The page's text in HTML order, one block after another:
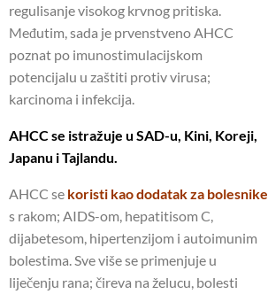
regulisanje visokog krvnog pritiska.
Međutim, sada je prvenstveno AHCC
poznat po imunostimulacijskom
potencijalu u zaštiti protiv virusa;
karcinoma i infekcija.
AHCC se istražuje u SAD-u, Kini, Koreji,
Japanu i Tajlandu.
AHCC se koristi kao dodatak za bolesnike
s rakom; AIDS-om, hepatitisom C,
dijabetesom, hipertenzijom i autoimunim
bolestima. Sve više se primenjuje u
liječenju rana; čireva na želucu, bolesti